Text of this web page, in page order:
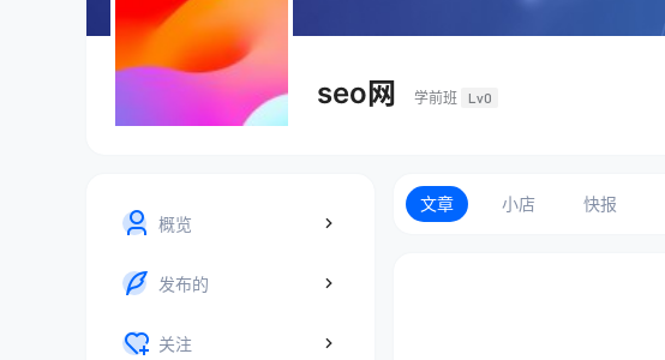
seo网 学前班 Lv0
概览
发布的
关注
文章 小店 快报